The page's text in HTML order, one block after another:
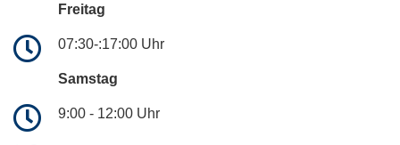
Freitag
07:30-:17:00 Uhr
Samstag
9:00 - 12:00 Uhr